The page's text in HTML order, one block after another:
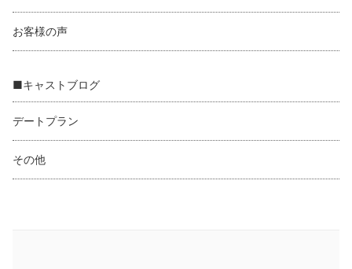
お客様の声
■キャストブログ
デートプラン
その他